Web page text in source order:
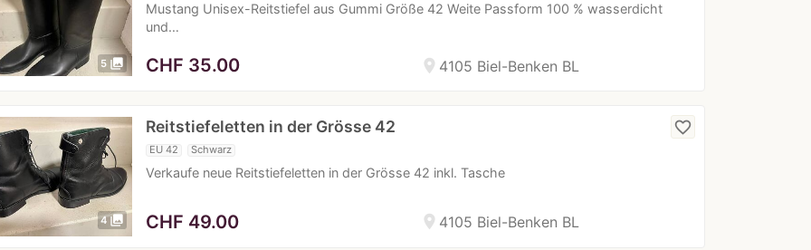
5 photo_library
Mustang Unisex-Reitstiefel aus Gummi Größe 42 Weite Passform 100 % wasserdicht
und…
location_on 4105 Biel-Benken BL
CHF 35.00
4 photo_library
Reitstiefeletten in der Grösse 42
EU 42 Schwarz
Verkaufe neue Reitstiefeletten in der Grösse 42 inkl. Tasche
favorite_border
location_on 4105 Biel-Benken BL
CHF 49.00